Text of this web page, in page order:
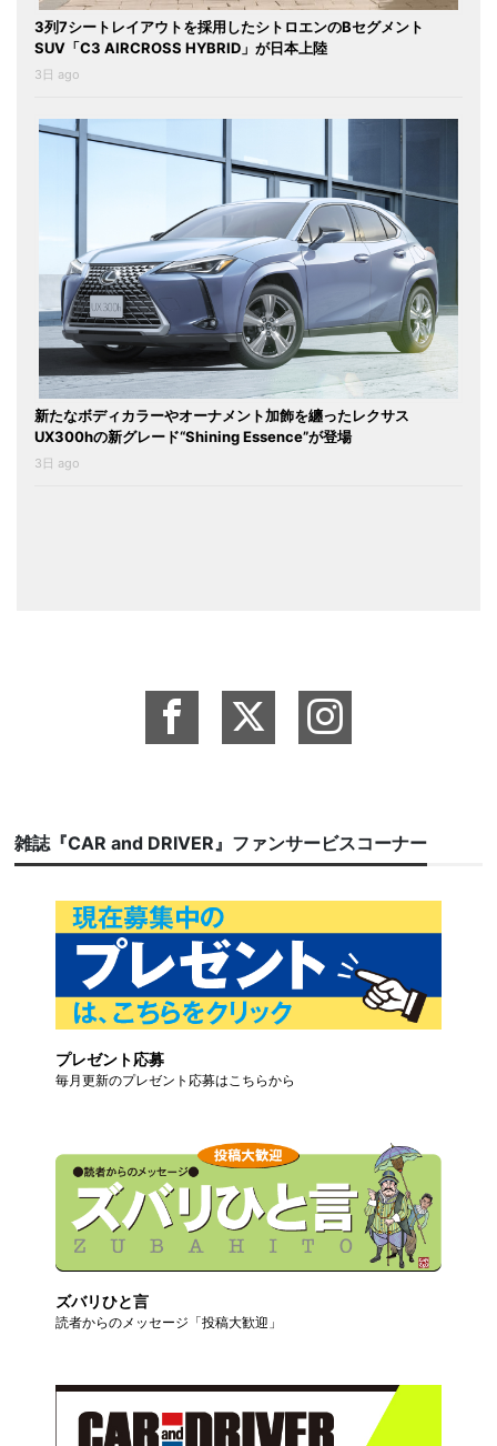
3列7シートレイアウトを採用したシトロエンのBセグメント
SUV「C3 AIRCROSS HYBRID」が日本上陸
3日 ago
新たなボディカラーやオーナメント加飾を纏ったレクサス
UX300hの新グレード“Shining Essence”が登場
3日 ago
雑誌『CAR and DRIVER』ファンサービスコーナー
プレゼント応募
毎月更新のプレゼント応募はこちらから
ズバリひと言
読者からのメッセージ「投稿大歓迎」